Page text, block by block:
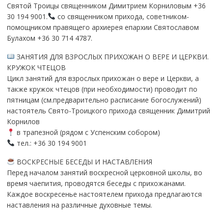
Святой Троицы священником Димитрием Корниловым +36
30 194 9001.
со священником прихода, советником-
помощником правящего архиерея епархии Святославом
Булахом +36 30 714 4787.
ЗАНЯТИЯ ДЛЯ ВЗРОСЛЫХ ПРИХОЖАН О ВЕРЕ И ЦЕРКВИ.
КРУЖОК ЧТЕЦОВ
Цикл занятий для взрослых прихожан о вере и Церкви, а
также кружок чтецов (при необходимости) проводит по
пятницам (см.предварительно расписание богослужений)
настоятель Свято-Троицкого прихода священник Димитрий
Корнилов
в трапезной (рядом с Успенским собором)
тел.: +36 30 194 9001
ВОСКРЕСНЫЕ БЕСЕДЫ И НАСТАВЛЕНИЯ
Перед началом занятий воскресной церковной школы, во
время чаепития, проводятся беседы с прихожанами.
Каждое воскресенье настоятелем прихода предлагаются
наставления на различные духовные темы.